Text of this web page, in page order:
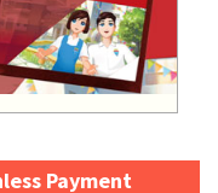
Payment